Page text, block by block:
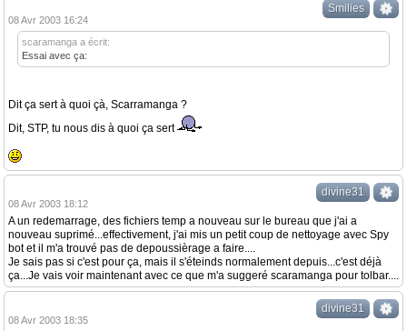
Smilies
08 Avr 2003 16:24
scaramanga a écrit:
Essai avec ça:
Dit ça sert à quoi çà, Scarramanga ?
Dit, STP, tu nous dis à quoi ça sert
divine31
08 Avr 2003 18:12
A un redemarrage, des fichiers temp a nouveau sur le bureau que j'ai a
nouveau suprimé...effectivement, j'ai mis un petit coup de nettoyage avec Spy
bot et il m'a trouvé pas de depoussièrage a faire....
Je sais pas si c'est pour ça, mais il s'éteinds normalement depuis...c'est déjà
ça...Je vais voir maintenant avec ce que m'a suggeré scaramanga pour tolbar....
divine31
08 Avr 2003 18:35